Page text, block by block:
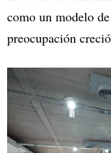
como un modelo
preocupación